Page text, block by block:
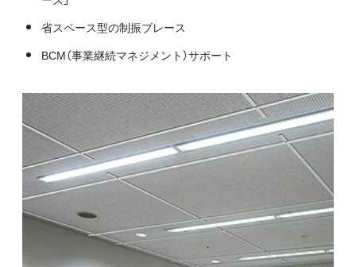
省スペース型の制振ブレース
BCM（事業継続マネジメント）サポート